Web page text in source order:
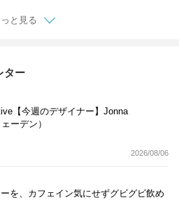
っと見る
ター
【今週のデザイナー】Jonna
ーデン）
2026/08/06
を、カフェイン気にせずグビグビ飲め